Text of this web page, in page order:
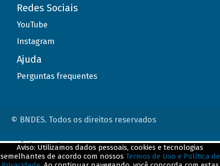
Redes Sociais
YouTube
Instagram
Ajuda
Perguntas frequentes
© BNDES. Todos os direitos reservados
Aviso: Utilizamos dados pessoais, cookies e tecnologias
semelhantes de acordo com nossos Termos de Uso e Política de
ConteÃºdo complementar
${title}${badge}